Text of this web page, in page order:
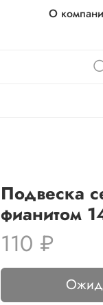
О
Подвеска
фианитом
110 ₽